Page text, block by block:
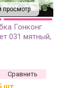
просмотр
Гонконг
031 мятный,
Сравнить
шт.